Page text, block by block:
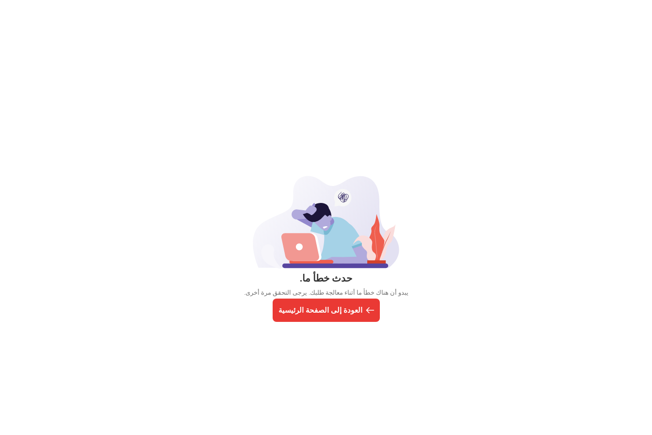
حدث خطأ ما.
يبدو أن هناك خطأ ما أثناء معالجة طلبك. يرجى التحقق مرة أخرى.
العودة إلى الصفحة الرئيسية